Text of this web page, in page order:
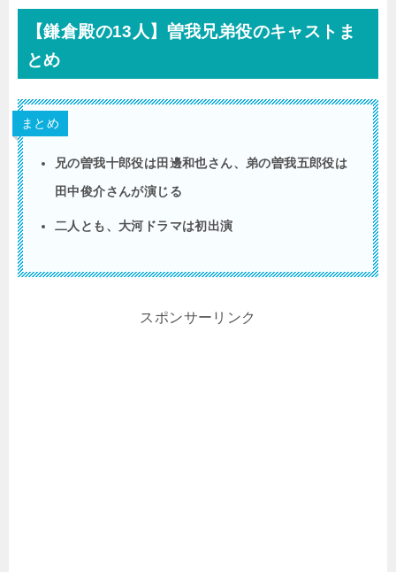
【鎌倉殿の13人】曽我兄弟役のキャストま
とめ
まとめ
兄の曽我十郎役は田邊和也さん、弟の曽我五郎役は
田中俊介さんが演じる
二人とも、大河ドラマは初出演
スポンサーリンク